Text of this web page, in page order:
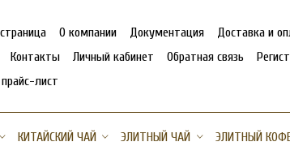
О компании Документация
Доставка и
Контакты Личный кабинет Обратная связь
лист
КИТАЙСКИЙ ЧАЙ ЭЛИТНЫЙ ЧАЙ ЭЛИТНЫЙ